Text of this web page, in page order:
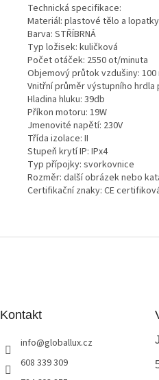
Technická specifikace:
Materiál: plastové tělo a lopatky
Barva: STŘÍBRNÁ
Typ ložisek: kuličková
Počet otáček: 2550 ot/minuta
Objemový průtok vzdušiny:
Vnitřní průměr výstupního hrdla
Hladina hluku: 39db
Příkon motoru: 19W
Jmenovité napětí: 230V
Třída izolace: II
Stupeň krytí IP: IPx4
Typ přípojky: svorkovnice
Rozměr: další obrázek nebo
Certifikační znaky: CE
Kontakt
info@globallux.cz
608 339 309